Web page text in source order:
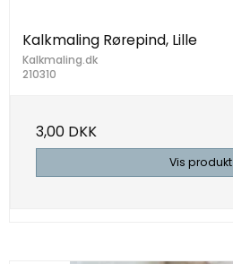
Kalkmaling Rørepind, Lille
Kalkmaling.dk
210310
3,00 DKK
Vis produkt